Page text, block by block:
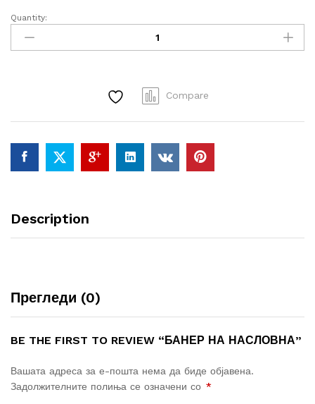
Банер
насловна
Quantity:
Compare
Description
Прегледи (0)
BE THE FIRST TO REVIEW “БАНЕР НА НАСЛОВНА”
Вашата адреса за е-пошта нема да биде објавена.
Задолжителните полиња се означени со *